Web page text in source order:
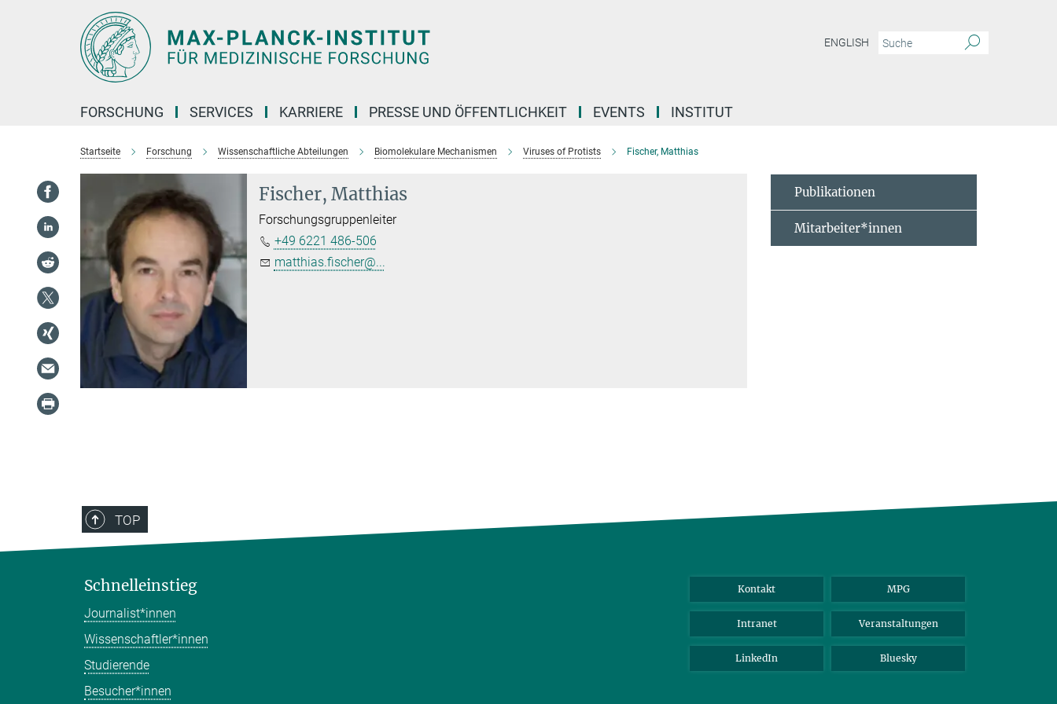
ENGLISH
FORSCHUNG SERVICES KARRIERE PRESSE UND ÖFFENTLICHKEIT EVENTS INSTITUT
Startseite Forschung Wissenschaftliche Abteilungen Biomolekulare Mechanismen Viruses of Protists Fischer, Matthias
Fischer, Matthias
Forschungsgruppenleiter
+49 6221 486-506
matthias.fischer@...
Publikationen
Mitarbeiter*innen
TOP
Schnelleinstieg
Journalist*innen
Wissenschaftler*innen
Studierende
Besucher*innen
Kontakt MPG
Intranet Veranstaltungen
LinkedIn Bluesky